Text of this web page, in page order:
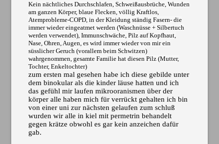
Kein nächtliches Durchschlafen, Schweißausbrüche, Wunden
am ganzen Körper, blaue Flecken, völlig Kraftlos,
Atemprobleme-COPD, in der Kleidung ständig Fasern- die
immer wieder eingeatmet werden (Waschnüsse + Silbertuch
werden verwendet), Immunschwäche, Pilz auf Kopfhaut,
Nase, Ohren, Augen, es wird immer wieder von mir ein
süsslicher Geruch (vorallem beim Schwitzen)
wahrgenommen, gesamte Familie hat diesen Pilz (Mutter,
Tochter, Enkeltochter)
zum ersten mal gesehen habe ich diese gebilde unter
dem binokular als die kinder läuse hatten und ich
das gefühl mir laufen mikrooranismen über der
körper alle haben mich für verrückt gehalten ich bin
von einer uni zur nächsten gelaufen zum schluß
wurden wir alle in kiel mit permetrin behandelt
gegen krätze obwohl es gar kein anzeichen dafür
gab.